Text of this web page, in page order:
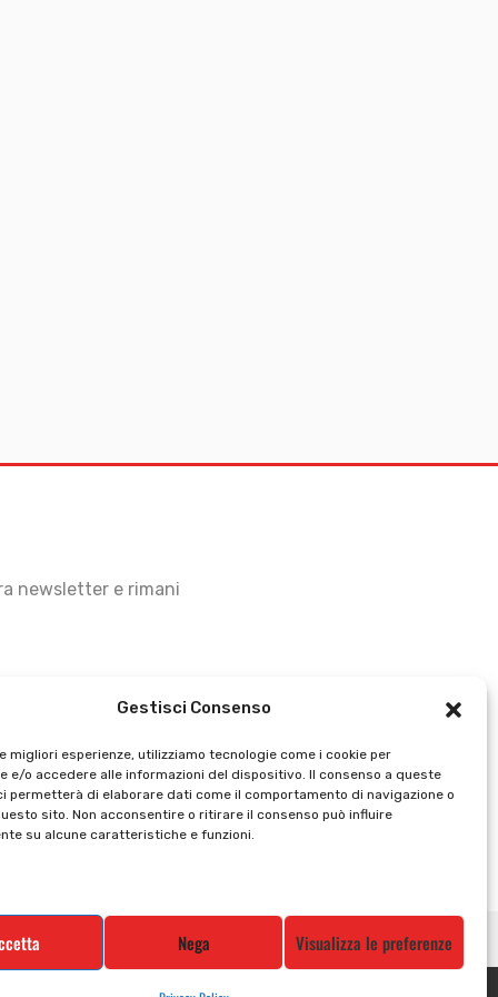
Gestisci Consenso
migliori esperienze, utilizziamo tecnologie come i cookie per
e/o accedere alle informazioni del dispositivo. Il consenso a queste
permetterà di elaborare dati come il comportamento di navigazione o
sito. Non acconsentire o ritirare il consenso può influire
su alcune caratteristiche e funzioni.
Nega Visualizza le preferenze
newsletter e rimani